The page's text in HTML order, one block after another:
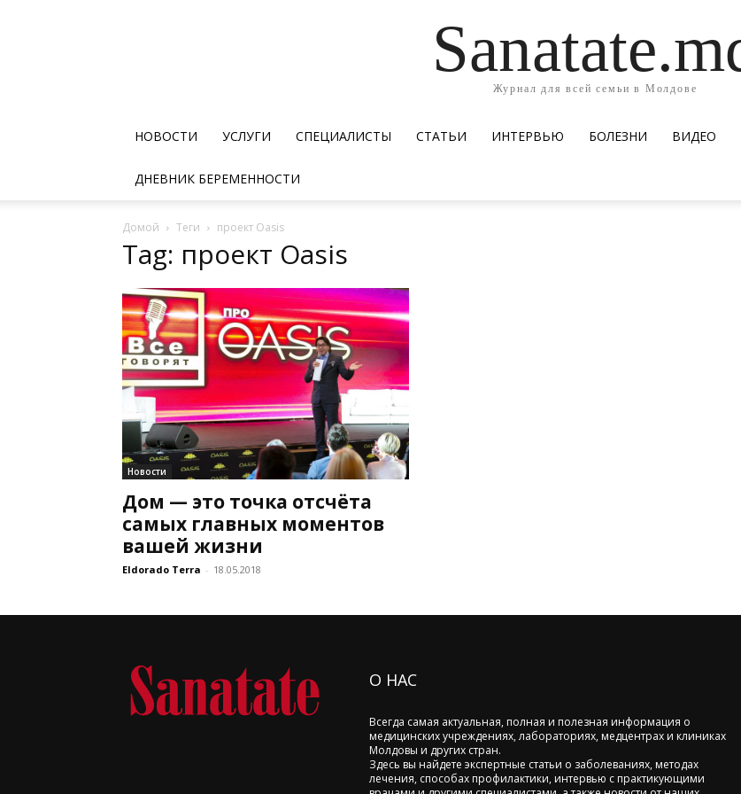
Журнал для всей семьи в Молдове
НОВОСТИ УСЛУГИ СПЕЦИАЛИСТЫ СТАТЬИ ИНТЕРВЬЮ БОЛЕЗНИ ВИДЕО
ДНЕВНИК БЕРЕМЕННОСТИ
Домой Теги проект Oasis
Tag: проект Oasis
Новости
Дом — это точка отсчёта
самых главных моментов
вашей жизни
Eldorado Terra - 18.05.2018
О НАС
Всегда самая актуальная, полная и полезная информация о
медицинских учреждениях, лабораториях, медцентрах и клиниках
Молдовы и других стран.
Здесь вы найдете экспертные статьи о заболеваниях, методах
лечения, способах профилактики, интервью с практикующими